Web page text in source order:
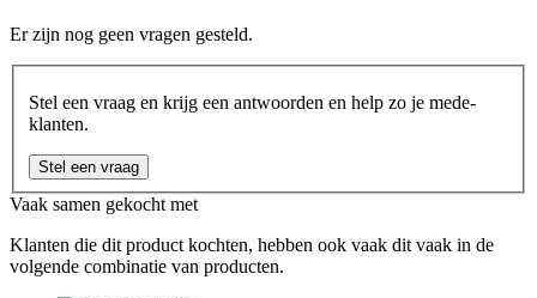
Er zijn nog geen vragen gesteld.
Stel een vraag en krijg een antwoorden en help zo je mede-
klanten.
Stel een vraag
Vaak samen gekocht met
Klanten die dit product kochten, hebben ook vaak dit vaak in de
volgende combinatie van producten.